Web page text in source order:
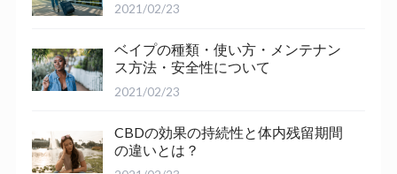
2021/02/23
ベイプの種類・使い方・メンテナン
ス方法・安全性について
2021/02/23
CBDの効果の持続性と体内残留期間
の違いとは？